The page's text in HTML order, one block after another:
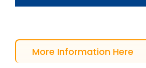
More Information Here